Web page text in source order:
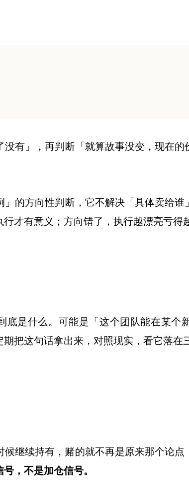
有」，再判断「就算故事没变，现在
的方向性判断，它不解决「具体卖给谁
才有意义；方向错了，执行越漂亮亏得
是什么。可能是「这个团队能在某个
把这句话拿出来，对照现实，看它落在
继续持有，赌的就不再是原来那个论
，不是加仓信号。